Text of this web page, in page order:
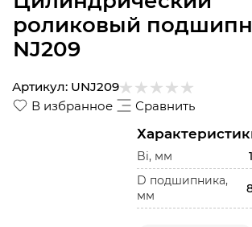
роликовый
NJ209
В избранное Сравнить
Артикул: UNJ209
Bi, мм
D подшипника,
мм